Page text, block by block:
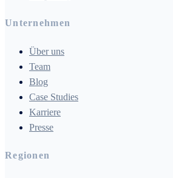
Unternehmen
Über uns
Team
Blog
Case Studies
Karriere
Presse
Regionen